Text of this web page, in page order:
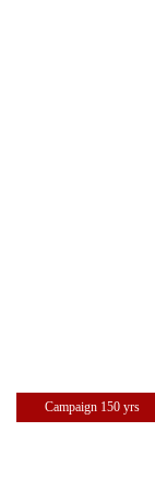
Campaign 150 yrs